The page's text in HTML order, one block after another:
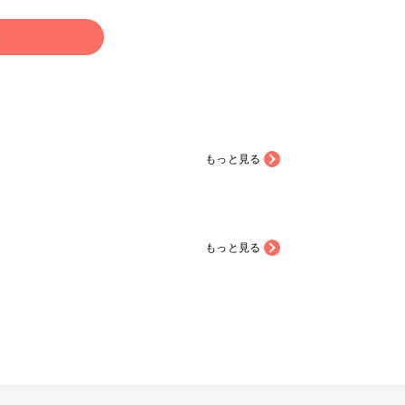
もっと見る
もっと見る